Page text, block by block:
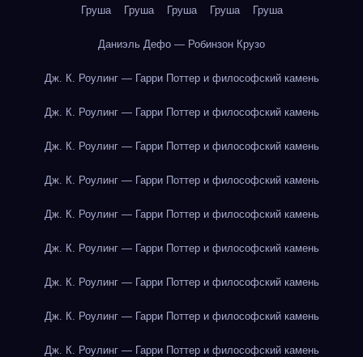
Груша Груша Груша Груша Груша
Даниэль Дефо — Робинзон Крузо
Дж. К. Роулинг — Гарри Поттер и философский камень
Дж. К. Роулинг — Гарри Поттер и философский камень
Дж. К. Роулинг — Гарри Поттер и философский камень
Дж. К. Роулинг — Гарри Поттер и философский камень
Дж. К. Роулинг — Гарри Поттер и философский камень
Дж. К. Роулинг — Гарри Поттер и философский камень
Дж. К. Роулинг — Гарри Поттер и философский камень
Дж. К. Роулинг — Гарри Поттер и философский камень
Дж. К. Роулинг — Гарри Поттер и философский камень